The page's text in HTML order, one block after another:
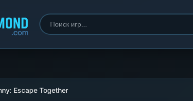
Escape Together